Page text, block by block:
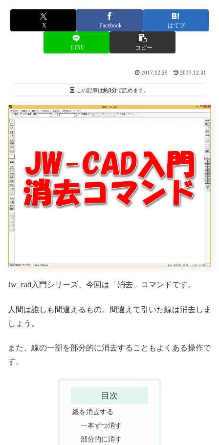
X Facebook はてブ
LINE コピー
2017.12.29 2017.12.31
この記事は約3分で読めます。
Jw_cad入門シリーズ、今回は「消去」コマンドです。
人間は誰しも間違えるもの。間違えて引いた線は消去しま
しょう。
また、線の一部を部分的に消去することもよくある操作で
す。
目次
線を消去する
一本ずつ消す
部分的に消す